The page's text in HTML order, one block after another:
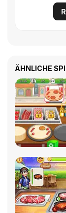
ÄHNLICHE